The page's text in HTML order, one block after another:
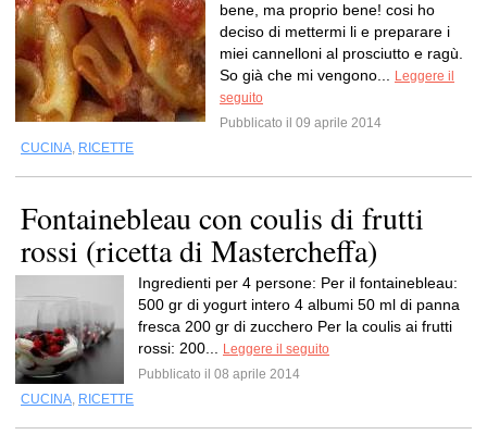
bene, ma proprio bene! cosi ho
deciso di mettermi li e preparare i
miei cannelloni al prosciutto e ragù.
So già che mi vengono...
Leggere il
seguito
Pubblicato il 09 aprile 2014
CUCINA, RICETTE
Fontainebleau con coulis di frutti
rossi (ricetta di Mastercheffa)
Ingredienti per 4 persone: Per il fontainebleau:
500 gr di yogurt intero 4 albumi 50 ml di panna
fresca 200 gr di zucchero Per la coulis ai frutti
rossi: 200...
Leggere il seguito
Pubblicato il 08 aprile 2014
CUCINA, RICETTE